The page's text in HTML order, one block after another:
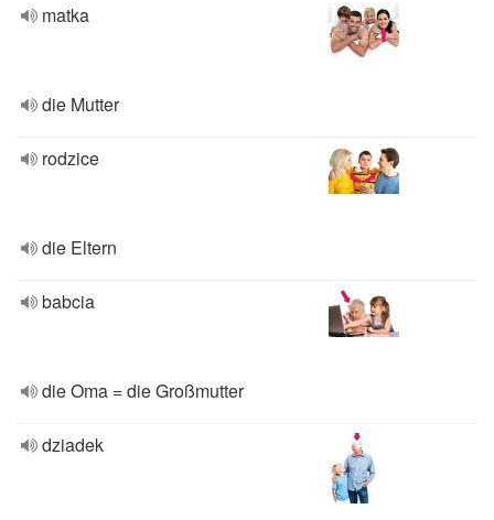
matka
die Mutter
rodzice
die Eltern
babcia
die Oma = die Großmutter
dziadek